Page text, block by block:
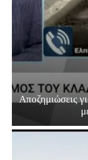
Αποζημιώσεις